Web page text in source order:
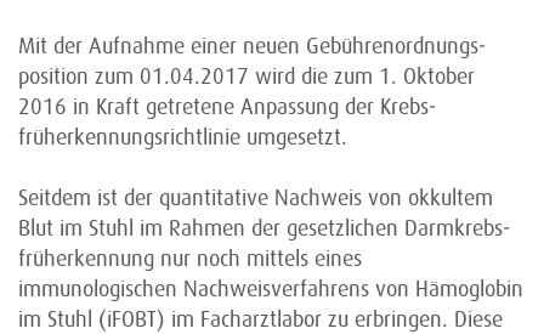
Mit der Aufnahme einer neuen Gebühren­ordnungs­
position zum 01.04.2017 wird die zum 1. Oktober
2016 in Kraft getretene Anpassung der Krebs­
früherkennungs­richtlinie umgesetzt.
Seitdem ist der quantitative Nachweis von okkultem
Blut im Stuhl im Rahmen der gesetzlichen Darm­krebs­
früherkennung nur noch mittels eines
immunologischen Nachweis­verfahrens von Hämoglobin
im Stuhl (iFOBT) im Fach­arzt­labor zu erbringen. Diese